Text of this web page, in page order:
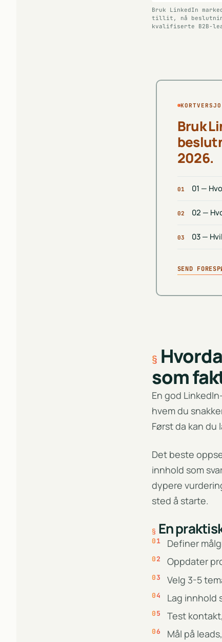
Bruk LinkedIn
tillit, nå
kvalifiserte B2B-
Bruk
2026.
01 01 —
02 02 —
03 03 —
SEND
som
En god
hvem du
Først da kan du
Det beste
innhold som
dypere
sted å starte.
En
Definer
Oppdater
Velg 3-5
Lag innhold
Test
Mål på